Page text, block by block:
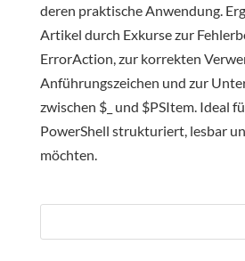
deren praktische Anwendung.
Artikel durch Exkurse zur
ErrorAction, zur korrekten
Anführungszeichen und zur
zwischen $_ und $PSItem. Ideal
PowerShell strukturiert, lesbar
möchten.